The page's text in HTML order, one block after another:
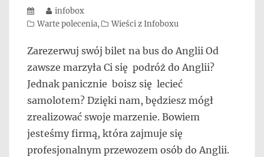
Posted
on
Author
infobox
Categories
Warte polecenia, Wieści z Infoboxu
Zarezerwuj swój bilet na bus do Anglii Od
zawsze marzyła Ci się podróż do Anglii?
Jednak panicznie boisz się lecieć
samolotem? Dzięki nam, będziesz mógł
zrealizować swoje marzenie. Bowiem
jesteśmy firmą, która zajmuje się
profesjonalnym przewozem osób do Anglii.